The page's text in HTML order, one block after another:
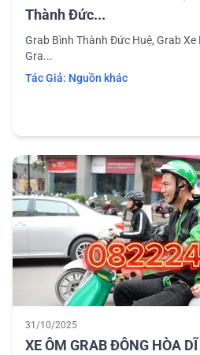
Thành Đức...
Grab Bình Thành Đức Huệ, Grab
Gra...
Tác Giả: Nguồn khác
31/10/2025
XE ÔM GRAB ĐÔNG HÒA